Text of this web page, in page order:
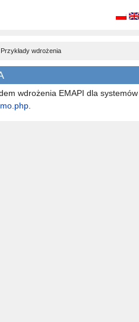
Przykłady wdrożenia
wdrożenia EMAPI dla